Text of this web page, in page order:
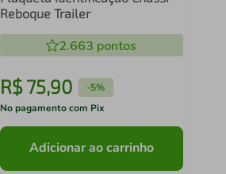
Reboque Trailer
2.663 pontos
R$ 75,90 -5%
No pagamento com Pix
Adicionar ao carrinho